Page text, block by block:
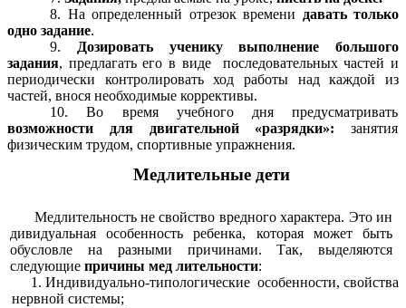
8. На определенный отрезок времени давать только
одно задание.
9.
Дозировать ученику выполнение большого
задания, предлагать его в виде последовательных частей и
периодически контролировать ход работы над каждой из
частей, внося необходимые коррективы.
10. Во время учебного дня предусматривать
возможности для двигательной «разрядки»: занятия
физическим трудом, спортивные упражнения.
Медлительные дети
Медлительность не свойство вредного характера. Это ин
дивидуальная особенность ребенка, которая может быть
обусловле на разными причинами. Так, выделяются
следующие причины мед лительности:
Индивидуально-типологические особенности, свойства
нервной системы;